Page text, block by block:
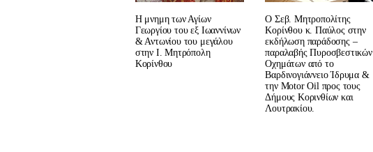
Η μνημη των Αγίων
Γεωργίου του εξ Ιωαννίνων
& Αντωνίου του μεγάλου
στην I. Mητρόπολη
Κορίνθου
Ο Σεβ. Μητροπολίτης
Κορίνθου κ. Παύλος στην
εκδήλωση παράδοσης –
παραλαβής Πυροσβεστικών
Οχημάτων από το
Βαρδινογιάννειο Ίδρυμα &
την Motor Oil προς τους
Δήμους Κορινθίων και
Λουτρακίου.